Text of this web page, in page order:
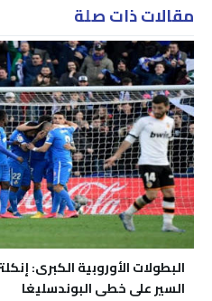
مقالات ذات صلة
البطولات الأوروبية الكبرى:
السير على خطى البوندسليغا